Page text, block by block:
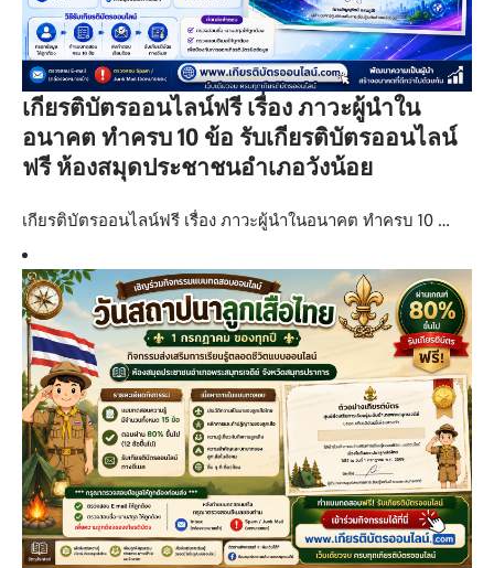
เกียรติบัตรออนไลน์ฟรี เรื่อง ภาวะผู้นำใน
อนาคต ทำครบ 10 ข้อ รับเกียรติบัตรออนไลน์
ฟรี ห้องสมุดประชาชนอำเภอวังน้อย
เกียรติบัตรออนไลน์ฟรี เรื่อง ภาวะผู้นำในอนาคต ทำครบ 10 …